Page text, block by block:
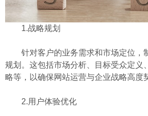
1.战略规划
针对客户的业务需求和市场定位，
规划。这包括市场分析、目标受众定义
略等，以确保网站运营与企业战略高度
2.用户体验优化